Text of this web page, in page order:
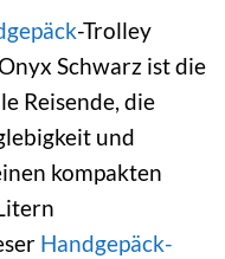
-Trolley
Schwarz ist die
Reisende, die
und
kompakten
Handgepäck-